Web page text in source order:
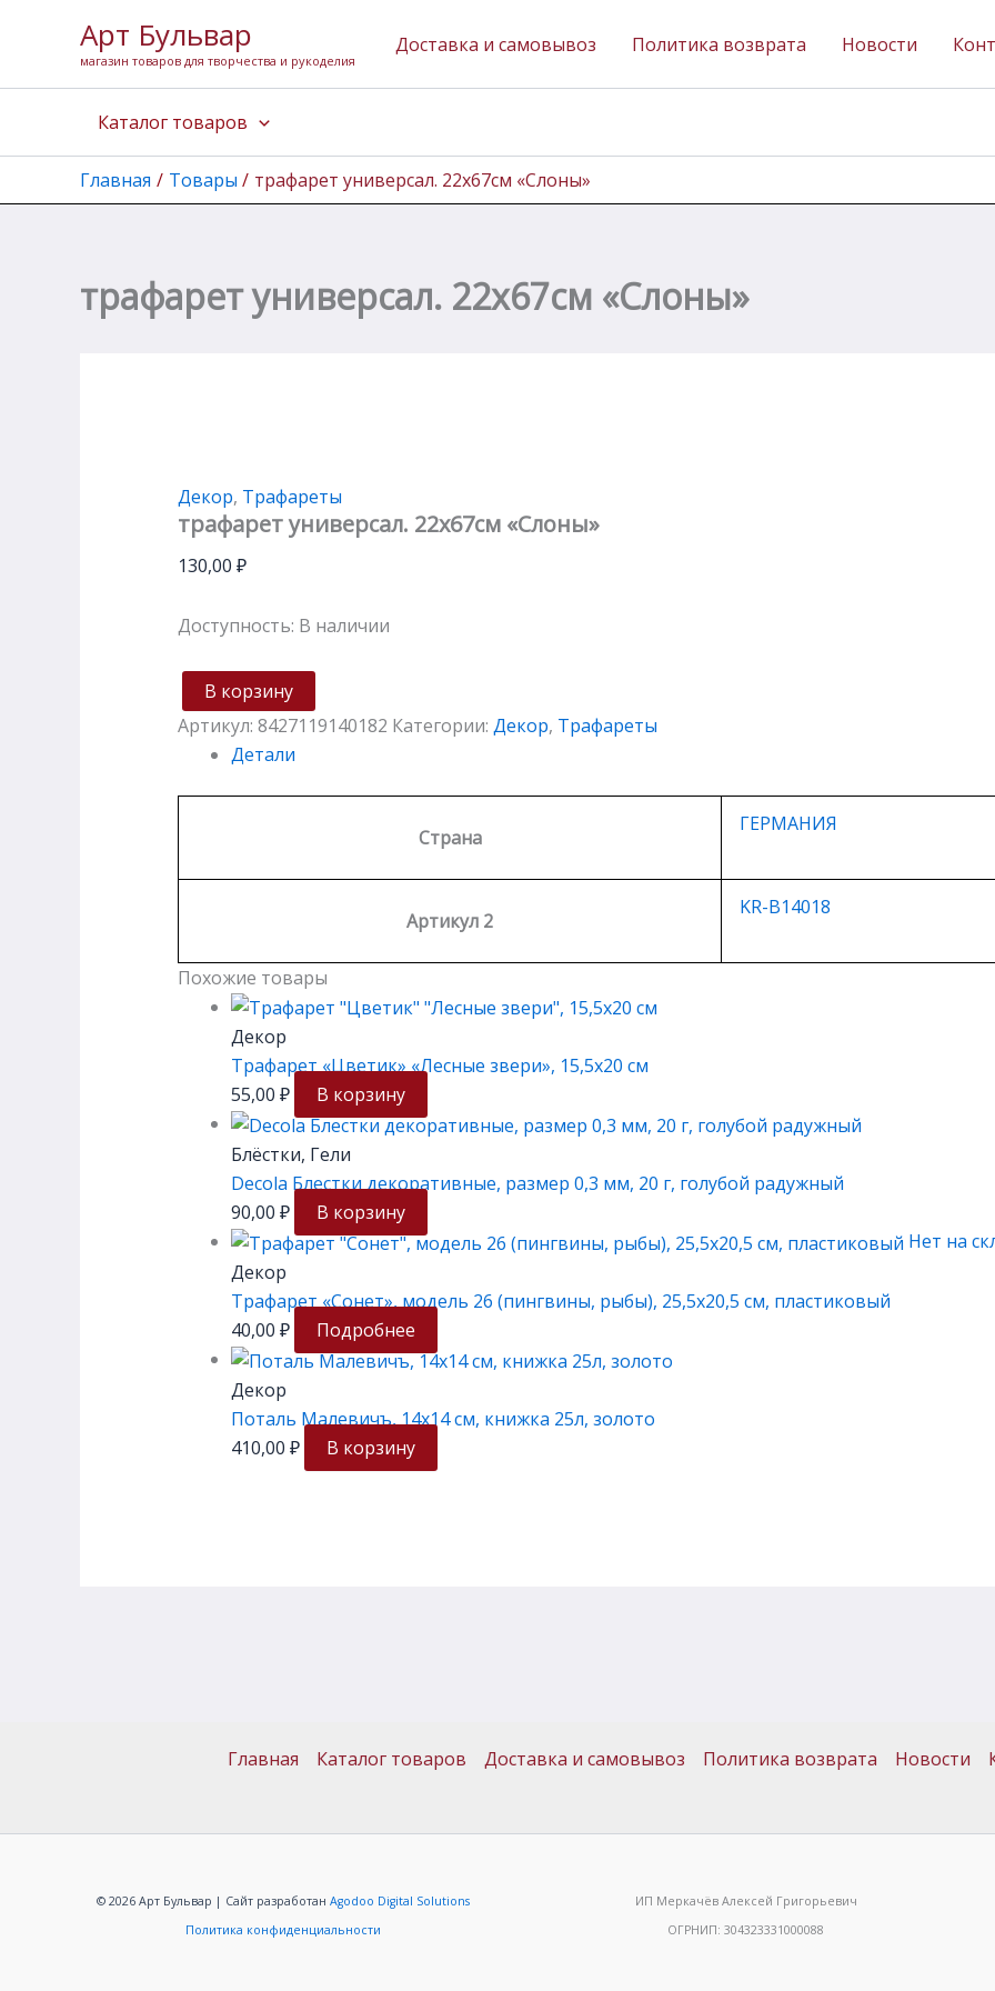
содержимому
Арт Бульвар
магазин товаров для творчества и рукоделия
Доставка и самовывоз Политика возврата Новости
Каталог товаров
Главная Товары трафарет универсал. 22х67см «Слоны»
трафарет универсал. 22х67см «Слоны»
Декор, Трафареты
трафарет универсал. 22х67см «Слоны»
130,00 ₽
Доступность: В наличии
товара
трафарет
универсал.
"Слоны"
В корзину
Артикул: 8427119140182 Категории: Декор, Трафареты
Детали
Страна
ГЕРМАНИЯ
Артикул 2
KR-B14018
Похожие товары
Декор
Трафарет «Цветик» «Лесные звери», 15,5х20 см
55,00 ₽ В корзину
Блёстки, Гели
Decola Блестки декоративные, размер 0,3 мм, 20 г, голубой радужный
90,00 ₽
В корзину
Нет на
Декор
Трафарет «Сонет», модель 26 (пингвины, рыбы), 25,5х20,5 см, пластиковый
40,00 ₽ Подробнее
Декор
Поталь Малевичъ, 14х14 см, книжка 25л, золото
410,00 ₽ В корзину
Главная Каталог товаров Доставка и самовывоз Политика возврата Новости
© 2026 Арт Бульвар | Сайт разработанAgodoo Digital Solutions
Политика конфиденциальности
ИП Меркачёв Алексей Григорьевич
ОГРНИП: 304323331000088